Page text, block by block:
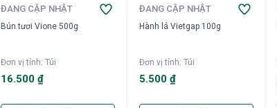
ĐANG CẬP NHẬT
Bún tươi Vione 500g
Đơn vị tính: Túi
16.500 ₫
ĐANG CẬP NHẬT
Hành lá Vietgap 100g
Đơn vị tính: Túi
5.500 ₫